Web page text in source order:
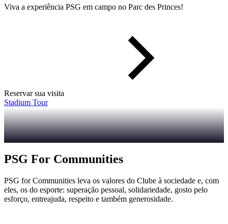
Viva a experiência PSG em campo no Parc des Princes!
Reservar sua visita
Stadium Tour
PSG For Communities
PSG for Communities leva os valores do Clube à sociedade e, com
eles, os do esporte: superação pessoal, solidariedade, gosto pelo
esforço, entreajuda, respeito e também generosidade.